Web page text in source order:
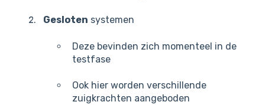
Gesloten systemen
Deze bevinden zich momenteel in de
testfase
Ook hier worden verschillende
zuigkrachten aangeboden